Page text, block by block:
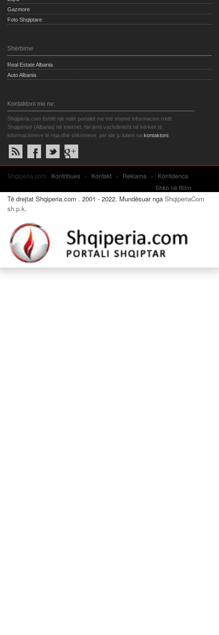
Gazmore
Foto Shqiptare
Shërbime
Real Estate Albania
Auto Albania
Kontaktoni me ne:
Shqiperia.com është një ndër portalet me më shumë informacion rreth
Shqipërisë (Albania) në internet. Ne jemi vazhdimisht në kërkim të
informacioneve të reja dhe shkrimeve, për ide ju lutem na kontaktoni.
Shqiperia.com: Kontribues » Kontakt » Reklama »
Konfidenca
Shko në fillim
Të drejtat Shqiperia.com . 2001 - 2022. Mundësuar nga ShqiperiaCom
sh.p.k.